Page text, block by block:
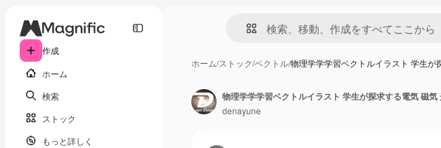
作成
ホーム
検索
ストック
もっと詳しく
ホーム/ストック/ベクトル/物理学学学習ベクトルイラスト 学生が
物理学学学習ベクトルイラスト 学生が探求する電気 磁
denayune